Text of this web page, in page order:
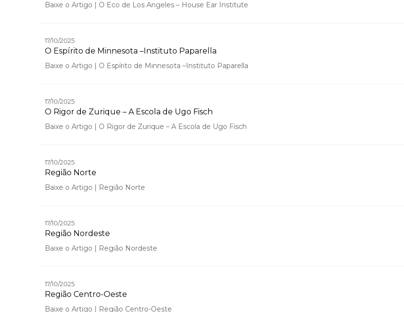
Baixe o Artigo | O Eco de Los Angeles – House Ear Institute
17/10/2025
O Espírito de Minnesota –Instituto Paparella
Baixe o Artigo | O Espírito de Minnesota –Instituto Paparella
17/10/2025
O Rigor de Zurique – A Escola de Ugo Fisch
Baixe o Artigo | O Rigor de Zurique – A Escola de Ugo Fisch
17/10/2025
Região Norte
Baixe o Artigo | Região Norte
17/10/2025
Região Nordeste
Baixe o Artigo | Região Nordeste
17/10/2025
Região Centro-Oeste
Baixe o Artigo | Região Centro-Oeste